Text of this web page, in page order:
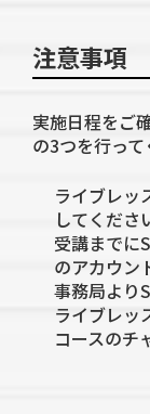
注意事項
実施日程をご
の3つを行っ
ライブレッ
してくださ
受講までに
のアカウン
事務局より
ライブレッ
コースのチ